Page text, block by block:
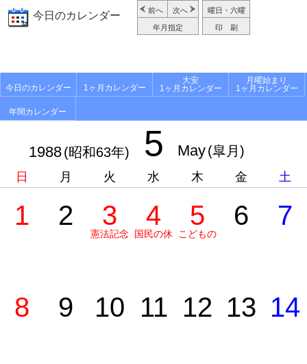
今日のカレンダー 前へ 次へ
年月指定
曜日・六曜
印 刷
今日のカレンダー 1ヶ月カレンダー
大安
1ヶ月カレンダー
月曜始まり
1ヶ月カレンダー
年間カレンダー
1988(昭和63年) 5 May(皐月)
日 月 火 水 木 金 土
1 2 3
憲法記念
4
国民の休
5
こどもの
6 7
8 9 10 11 12 13 14